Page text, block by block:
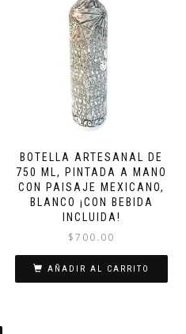
BOTELLA ARTESANAL DE
750 ML, PINTADA A MANO
CON PAISAJE MEXICANO,
BLANCO ¡CON BEBIDA
INCLUIDA!
$700.00
AÑADIR AL CARRITO